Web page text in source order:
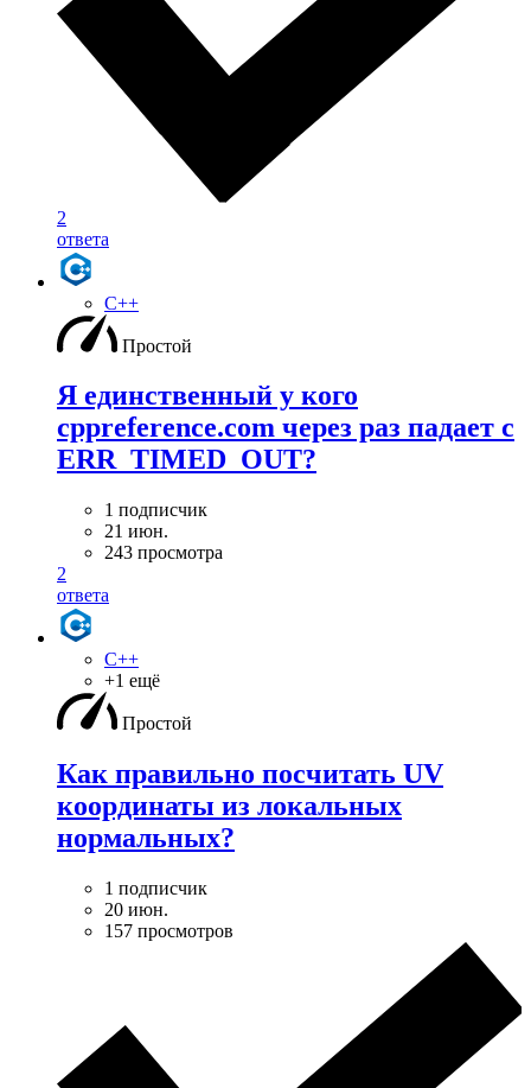
2
ответа
C++
Простой
Я единственный у кого
cppreference.com через раз падает с
ERR_TIMED_OUT?
1 подписчик
21 июн.
243 просмотра
2
ответа
C++
+1 ещё
Простой
Как правильно посчитать UV
координаты из локальных
нормальных?
1 подписчик
20 июн.
157 просмотров